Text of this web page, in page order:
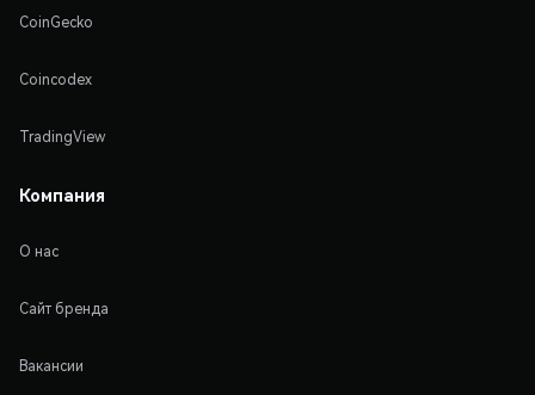
CoinGecko
Coincodex
TradingView
Компания
О нас
Сайт бренда
Вакансии